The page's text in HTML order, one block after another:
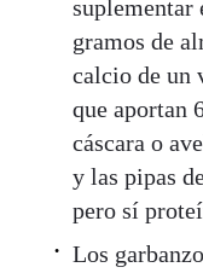
suplementar
gramos de
calcio de un
que aportan
cáscara o
y las pipas
pero sí
Los